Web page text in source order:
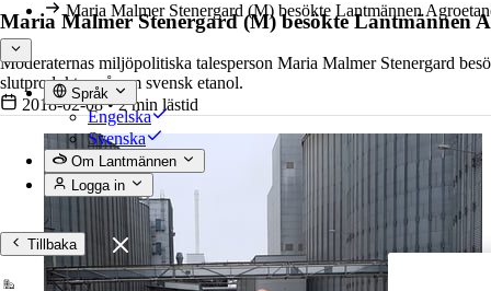
Maria Malmer Stenergard (M) besökte Lantmännen
Språk
Engelska
Svenska
Om Lantmännen
Logga in
Tillbaka
Maria Malmer Stenergard (M) besökte Lantmännen
Moderaternas miljöpolitiska talesperson Maria Malmer Stenergard
slutprodukter, såsom svensk etanol.
2018-02-08• 2 min lästid